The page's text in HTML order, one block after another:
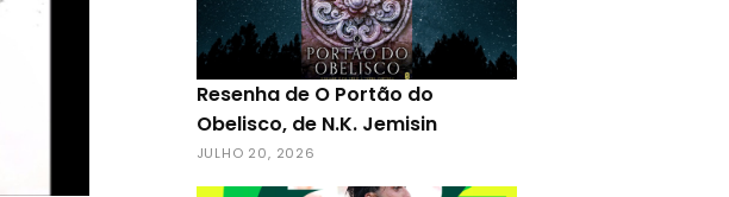
Resenha de O Portão do
Obelisco, de N.K. Jemisin
JULHO 20, 2026